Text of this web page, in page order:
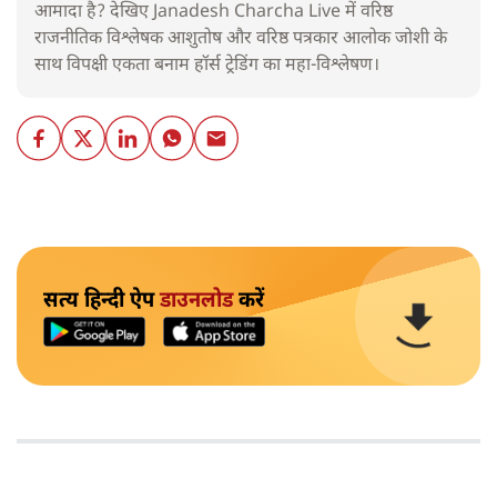
आमादा है? देखिए Janadesh Charcha Live में वरिष्ठ
राजनीतिक विश्लेषक आशुतोष और वरिष्ठ पत्रकार आलोक जोशी के
साथ विपक्षी एकता बनाम हॉर्स ट्रेडिंग का महा-विश्लेषण।
सत्य हिन्दी ऐपडाउनलोडकरें